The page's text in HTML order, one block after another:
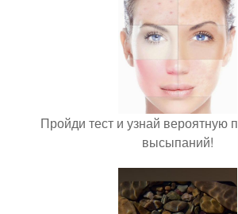
Пройди тест и узнай вероятную
высыпаний!